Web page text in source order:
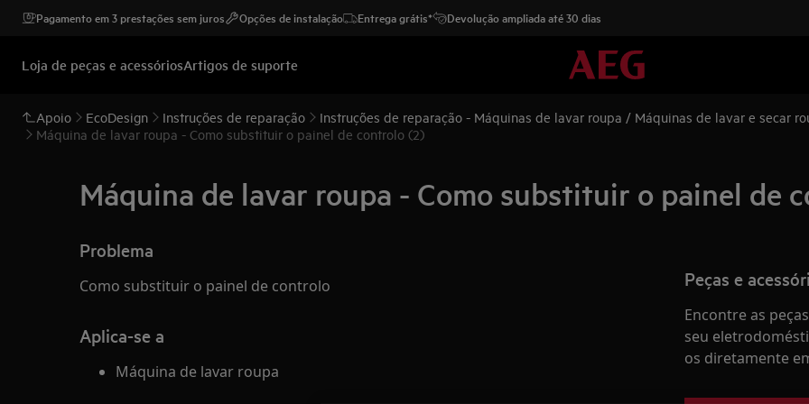
Pagamento em 3 prestações sem juros Opções de instalação Entrega grátis* Devolução ampliada até 30 dias
Loja de peças e acessóriosArtigos de suporte
Apoio EcoDesign Instruções de reparação
Instruções de reparação - Máquinas de lavar roupa / Máquinas de lavar e secar
Máquina de lavar roupa - Como substituir o painel de controlo (2)
Máquina de lavar roupa - Como substituir o painel de
Problema
Como substituir o painel de controlo
Aplica-se a
Máquina de lavar roupa
Peças e
Encontre as
seu
os diretamente